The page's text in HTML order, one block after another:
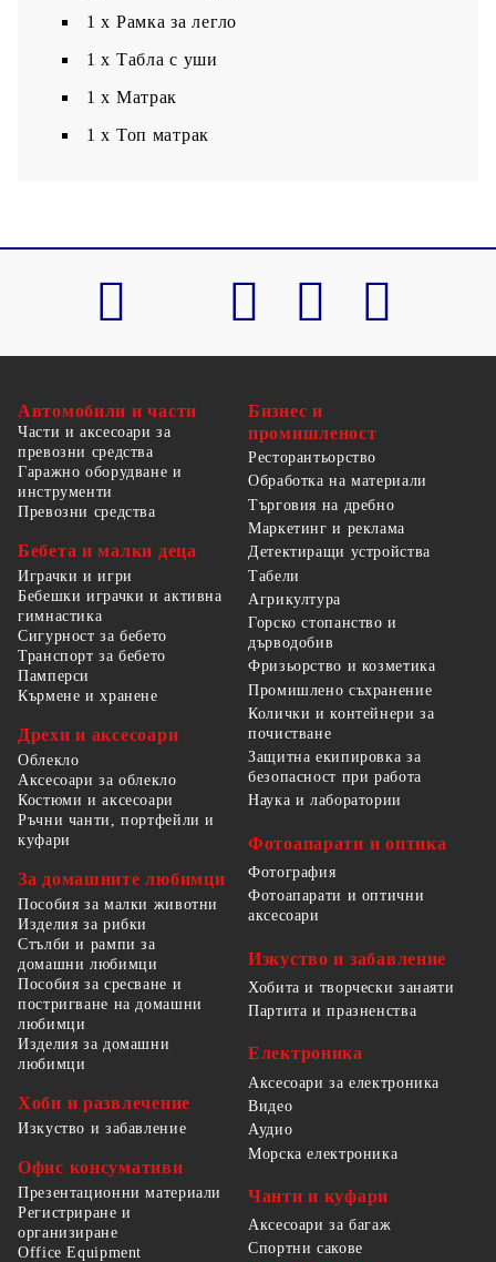
1 x Рамка за легло
1 х Табла с уши
1 x Матрак
1 х Топ матрак
Автомобили и части
Части и аксесоари за
превозни средства
Гаражно оборудване и
инструменти
Превозни средства
Бебета и малки деца
Играчки и игри
Бебешки играчки и активна
гимнастика
Сигурност за бебето
Транспорт за бебето
Памперси
Кърмене и хранене
Дрехи и аксесоари
Облекло
Аксесоари за облекло
Костюми и аксесоари
Ръчни чанти, портфейли и
куфари
За домашните любимци
Пособия за малки животни
Изделия за рибки
Стълби и рампи за
домашни любимци
Пособия за сресване и
постригване на домашни
любимци
Изделия за домашни
любимци
Хоби и развлечение
Изкуство и забавление
Офис консумативи
Презентационни материали
Регистриране и
организиране
Office Equipment
Бизнес и
промишленост
Ресторантьорство
Обработка на материали
Търговия на дребно
Маркетинг и реклама
Детектиращи устройства
Табели
Агрикултура
Горско стопанство и
дърводобив
Фризьорство и козметика
Промишлено съхранение
Колички и контейнери за
почистване
Защитна екипировка за
безопасност при работа
Наука и лаборатории
Фотоапарати и оптика
Фотография
Фотоапарати и оптични
аксесоари
Изкуство и забавление
Хобита и творчески занаяти
Партита и празненства
Електроника
Аксесоари за електроника
Видео
Аудио
Морска електроника
Чанти и куфари
Аксесоари за багаж
Спортни сакове